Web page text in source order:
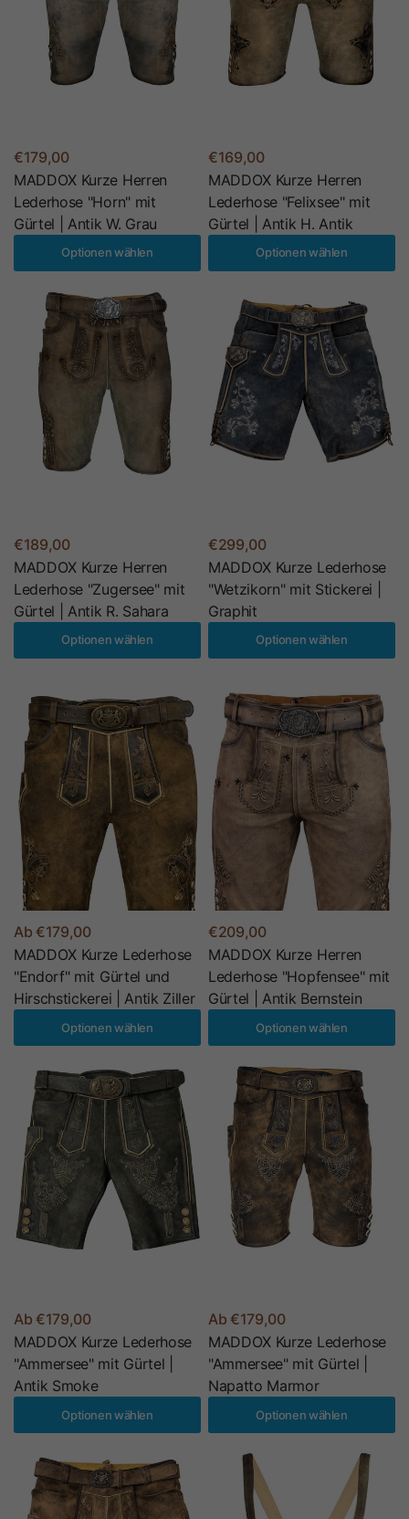
€179,00
MADDOX Kurze Herren
Lederhose "Horn" mit
Gürtel | Antik W. Grau
Optionen wählen
€169,00
MADDOX Kurze Herren
Lederhose "Felixsee" mit
Gürtel | Antik H. Antik
Optionen wählen
€189,00
MADDOX Kurze Herren
Lederhose "Zugersee" mit
Gürtel | Antik R. Sahara
Optionen wählen
€299,00
MADDOX Kurze Lederhose
"Wetzikorn" mit Stickerei |
Graphit
Optionen wählen
Ab €179,00
MADDOX Kurze Lederhose
"Endorf" mit Gürtel und
Hirschstickerei | Antik Ziller
Optionen wählen
€209,00
MADDOX Kurze Herren
Lederhose "Hopfensee" mit
Gürtel | Antik Bernstein
Optionen wählen
Ab €179,00
MADDOX Kurze Lederhose
"Ammersee" mit Gürtel |
Antik Smoke
Optionen wählen
Ab €179,00
MADDOX Kurze Lederhose
"Ammersee" mit Gürtel |
Napatto Marmor
Optionen wählen